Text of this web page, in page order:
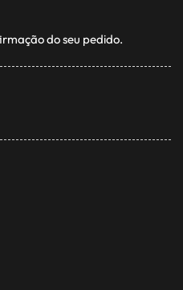
do seu pedido.